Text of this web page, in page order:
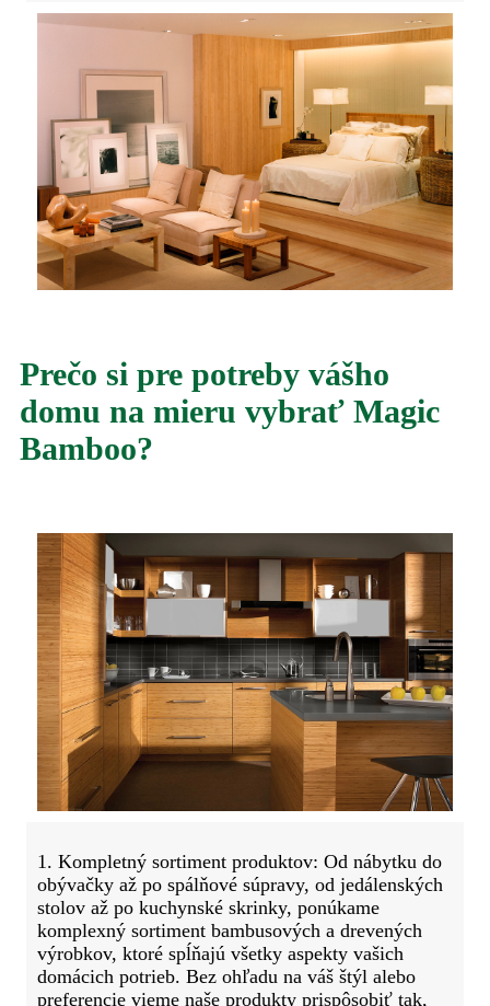
Prečo si pre potreby vášho
domu na mieru vybrať Magic
Bamboo?
1. Kompletný sortiment produktov: Od nábytku do
obývačky až po spálňové súpravy, od jedálenských
stolov až po kuchynské skrinky, ponúkame
komplexný sortiment bambusových a drevených
výrobkov, ktoré spĺňajú všetky aspekty vašich
domácich potrieb. Bez ohľadu na váš štýl alebo
preferencie vieme naše produkty prispôsobiť tak,